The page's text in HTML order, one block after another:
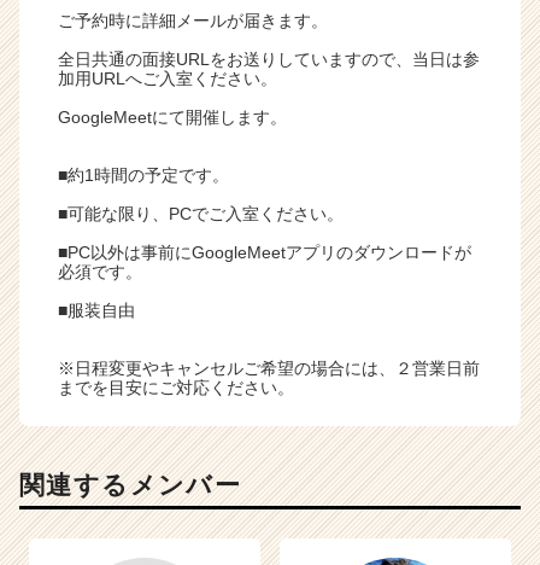
ご予約時に詳細メールが届きます。
全日共通の面接URLをお送りしていますので、当日は参
加用URLへご入室ください。
GoogleMeetにて開催します。
■約1時間の予定です。
■可能な限り、PCでご入室ください。
■PC以外は事前にGoogleMeetアプリのダウンロードが
必須です。
■服装自由
※日程変更やキャンセルご希望の場合には、２営業日前
までを目安にご対応ください。
関連するメンバー